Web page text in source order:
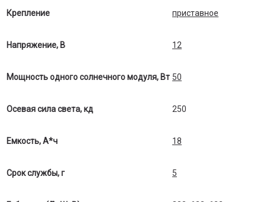
Крепление приставное
Напряжение, В 12
Мощность одного солнечного модуля, Вт 50
Осевая сила света, кд 250
Емкость, А*ч 18
Срок службы, г 5